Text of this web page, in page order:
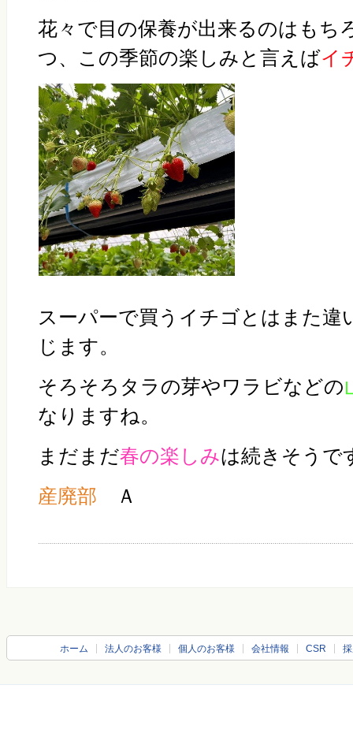
花々で目の保養が出来るのはもち
つ、この季節の楽しみと言えばイ
スーパーで買うイチゴとはまた違
じます。
そろそろタラの芽やワラビなどの
なりますね。
まだまだ春の楽しみは続きそうで
産廃部 Ａ
ホーム 法人のお客様 個人のお客様 会社情報 CSR